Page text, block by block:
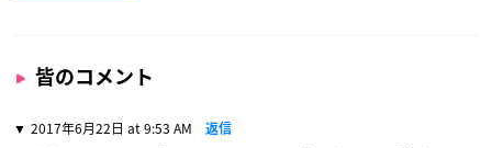
皆のコメント
2017年6月22日 at 9:53 AM 返信